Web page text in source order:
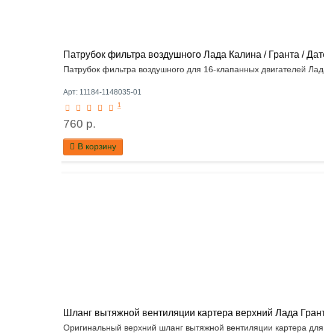
Патрубок фильтра воздушного Лада Калина / Гранта /
Патрубок фильтра воздушного для 16-клапанных двигателей
Арт: 11184-1148035-01
1
760 р.
В корзину
Шланг вытяжной вентиляции картера верхний Лада
Оригинальный верхний шланг вытяжной вентиляции картера